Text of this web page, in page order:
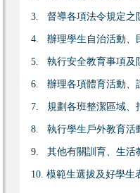
3. 督導各項法令規定之
4. 辦理學生自治活動、
5. 執行安全教育事項及
6. 辦理各項體育活動、
7. 規劃各班整潔區域、
8. 執行學生戶外教育活
9. 其他有關訓育、生活
10. 模範生選拔及好學生